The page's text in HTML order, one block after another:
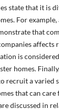
state that it is
For example,
that
affects
is
homes.
recruit a varied
that can
discussed in